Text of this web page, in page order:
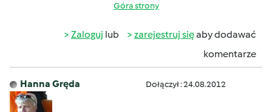
Góra strony
Zaloguj lub zarejestruj sięaby dodawać
komentarze
Hanna Gręda Dołączył : 24.08.2012